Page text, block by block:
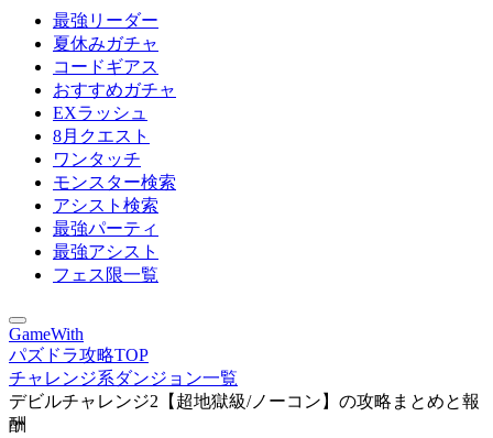
最強リーダー
夏休みガチャ
コードギアス
おすすめガチャ
EXラッシュ
8月クエスト
ワンタッチ
モンスター検索
アシスト検索
最強パーティ
最強アシスト
フェス限一覧
GameWith
パズドラ攻略TOP
チャレンジ系ダンジョン一覧
デビルチャレンジ2【超地獄級/ノーコン】の攻略まとめと報
酬